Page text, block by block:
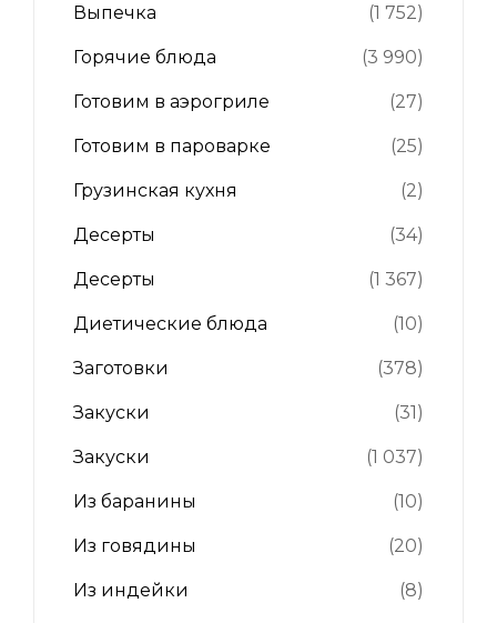
Выпечка (1 752)
Горячие блюда (3 990)
Готовим в аэрогриле (27)
Готовим в пароварке (25)
Грузинская кухня (2)
Десерты (34)
Десерты (1 367)
Диетические блюда (10)
Заготовки (378)
Закуски (31)
Закуски (1 037)
Из баранины (10)
Из говядины (20)
Из индейки (8)